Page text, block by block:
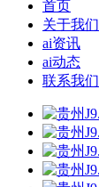
首页
关于我们
ai资讯
ai动态
联系我们